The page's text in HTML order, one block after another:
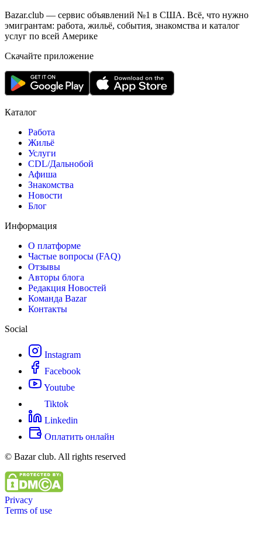
Bazar.club — сервис объявлений №1 в США. Всё, что нужно
эмигрантам: работа, жильё, события, знакомства и каталог
услуг по всей Америке
Скачайте приложение
Каталог
Работа
Жильё
Услуги
CDL/Дальнобой
Афиша
Знакомства
Новости
Блог
Информация
О платформе
Частые вопросы (FAQ)
Отзывы
Авторы блога
Редакция Новостей
Команда Bazar
Контакты
Social
Instagram
Facebook
Youtube
Tiktok
Linkedin
Оплатить онлайн
© Bazar club. All rights reserved
Privacy
Terms of use